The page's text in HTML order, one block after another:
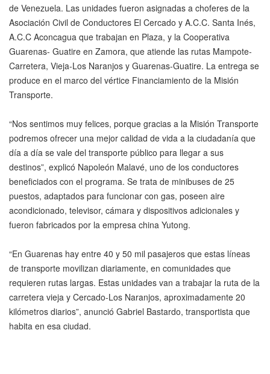
de Venezuela. Las unidades fueron asignadas a choferes de la
Asociación Civil de Conductores El Cercado y A.C.C. Santa Inés,
A.C.C Aconcagua que trabajan en Plaza, y la Cooperativa
Guarenas- Guatire en Zamora, que atiende las rutas Mampote-
Carretera, Vieja-Los Naranjos y Guarenas-Guatire. La entrega se
produce en el marco del vértice Financiamiento de la Misión
Transporte.
“Nos sentimos muy felices, porque gracias a la Misión Transporte
podremos ofrecer una mejor calidad de vida a la ciudadanía que
día a día se vale del transporte público para llegar a sus
destinos”, explicó Napoleón Malavé, uno de los conductores
beneficiados con el programa. Se trata de minibuses de 25
puestos, adaptados para funcionar con gas, poseen aire
acondicionado, televisor, cámara y dispositivos adicionales y
fueron fabricados por la empresa china Yutong.
“En Guarenas hay entre 40 y 50 mil pasajeros que estas líneas
de transporte movilizan diariamente, en comunidades que
requieren rutas largas. Estas unidades van a trabajar la ruta de la
carretera vieja y Cercado-Los Naranjos, aproximadamente 20
kilómetros diarios”, anunció Gabriel Bastardo, transportista que
habita en esa ciudad.